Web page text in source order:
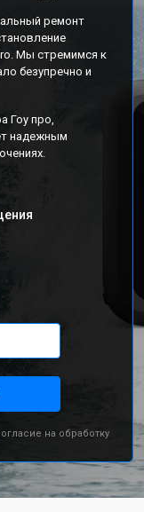
ремонт
Мы стремимся к
безупречно и
Гоу про,
надежным
на обработку